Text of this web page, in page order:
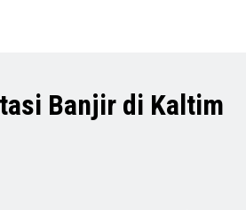
Banjir di Kaltim